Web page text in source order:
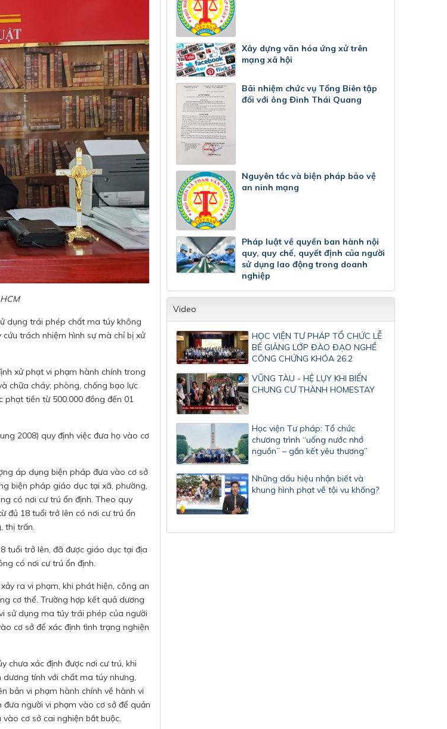
dụng trái phép chất ma túy không
trách nhiệm hình sự mà chỉ bị xử
xử phạt vi phạm hành chính trong
chữa cháy; phòng, chống bạo lực
tiền từ 500.000 đồng đến 01
2008) quy định việc đưa họ vào cơ
áp dụng biện pháp đưa vào cơ sở
biện pháp giáo dục tại xã, phường,
có nơi cư trú ổn định. Theo quy
đủ 18 tuổi trở lên có nơi cư trú ổn
thị trấn.
tuổi trở lên, đã được giáo dục tại địa
có nơi cư trú ổn định.
ra vi phạm, khi phát hiện, công an
cơ thể. Trường hợp kết quả dương
sử dụng ma túy trái phép của người
cơ sở để xác định tình trạng nghiện
chưa xác định được nơi cư trú, khi
tính với chất ma túy nhưng,
bản vi phạm hành chính về hành vi
người vi phạm vào cơ sở để quản
cơ sở cai nghiện bắt buộc.
Xây dựng văn hóa ứng xử trên
mạng xã hội
Bãi nhiệm chức vụ Tổng Biên tập
đối với ông Đinh Thái Quang
Nguyên tắc và biện pháp bảo vệ
an ninh mạng
Pháp luật về quyền ban hành nội
quy, quy chế, quyết định của người
sử dụng lao động trong doanh
nghiệp
Video
HỌC VIỆN TƯ PHÁP TỔ CHỨC LỄ
BẾ GIẢNG LỚP ĐÀO ĐẠO NGHỀ
CÔNG CHỨNG KHÓA 26.2
VŨNG TÀU - HỆ LỤY KHI BIẾN
CHUNG CƯ THÀNH HOMESTAY
Học viện Tư pháp: Tổ chức
chương trình “uống nước nhớ
nguồn” – gắn kết yêu thương”
Những dấu hiệu nhận biết và
khung hình phạt về tội vu khống?